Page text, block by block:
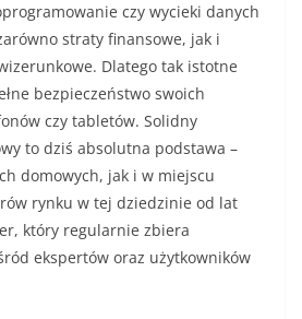
czy wycieki danych
straty finansowe, jak i
Dlatego tak istotne
bezpieczeństwo swoich
czy tabletów. Solidny
to dziś absolutna podstawa –
domowych, jak i w miejscu
rynku w tej dziedzinie od lat
który regularnie zbiera
ekspertów oraz użytkowników